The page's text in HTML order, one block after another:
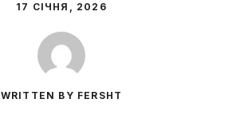
17 СІЧНЯ, 2026
WRITTEN BY FERSHT